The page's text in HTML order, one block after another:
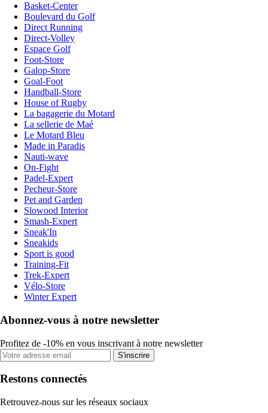
Basket-Center
Boulevard du Golf
Direct Running
Direct-Volley
Espace Golf
Foot-Store
Galop-Store
Goal-Foot
Handball-Store
House of Rugby
La bagagerie du Motard
La sellerie de Maé
Le Motard Bleu
Made in Paradis
Nauti-wave
On-Fight
Padel-Expert
Pecheur-Store
Pet and Garden
Slowood Interior
Smash-Expert
Sneak'In
Sneakids
Sport is good
Training-Fit
Trek-Expert
Vélo-Store
Winter Expert
Abonnez-vous à notre newsletter
Profitez de -10% en vous inscrivant à notre newsletter
S'inscrire
Restons connectés
Retrouvez-nous sur les réseaux sociaux